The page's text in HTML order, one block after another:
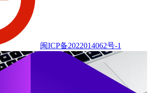
闽ICP备2022014062号-1